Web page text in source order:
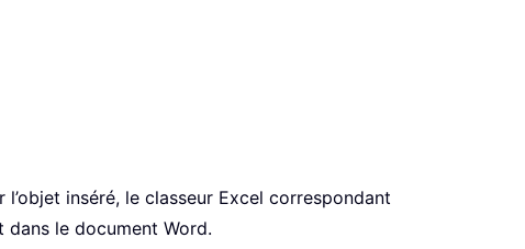
inséré, le classeur Excel correspondant
le document Word.